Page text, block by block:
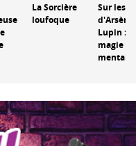
La Sorcière
loufoque
Sur les
d'Arsène
Lupin :
magie et